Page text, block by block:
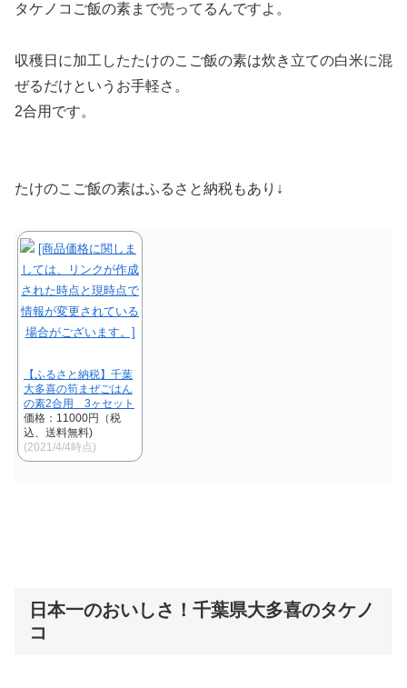
タケノコご飯の素まで売ってるんですよ。
収穫日に加工したたけのこご飯の素は炊き立ての白米に混
ぜるだけというお手軽さ。
2合用です。
たけのこご飯の素はふるさと納税もあり↓
【ふるさと納税】千葉
大多喜の筍まぜごはん
の素2合用 3ヶセット
価格：11000円（税
込、送料無料)
(2021/4/4時点)
日本一のおいしさ！千葉県大多喜のタケノ
コ